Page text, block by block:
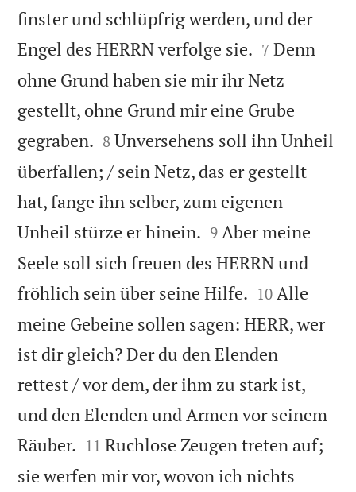
finster und schlüpfrig werden, und der
Engel des HERRN verfolge sie. 

7 Denn
ohne Grund haben sie mir ihr Netz
gestellt, ohne Grund mir eine Grube
gegraben. 

8 Unversehens soll ihn Unheil
überfallen; / sein Netz, das er gestellt
hat, fange ihn selber, zum eigenen
Unheil stürze er hinein. 

9 Aber meine
Seele soll sich freuen des HERRN und
fröhlich sein über seine Hilfe. 

10 Alle
meine Gebeine sollen sagen: HERR, wer
ist dir gleich? Der du den Elenden
rettest / vor dem, der ihm zu stark ist,
und den Elenden und Armen vor seinem
Räuber. 

11 Ruchlose Zeugen treten auf;
sie werfen mir vor, wovon ich nichts